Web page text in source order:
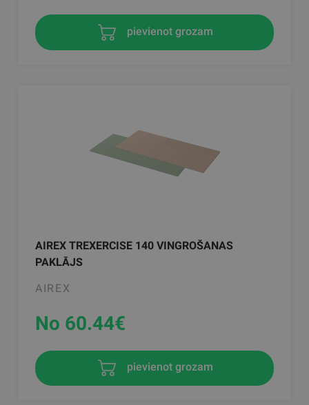
pievienot grozam
AIREX TREXERCISE 140 VINGROŠANAS
PAKLĀJS
AIREX
No 60.44€
pievienot grozam